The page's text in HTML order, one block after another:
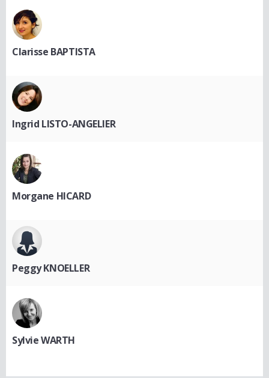
Clarisse BAPTISTA
Ingrid LISTO-ANGELIER
Morgane HICARD
Peggy KNOELLER
Sylvie WARTH